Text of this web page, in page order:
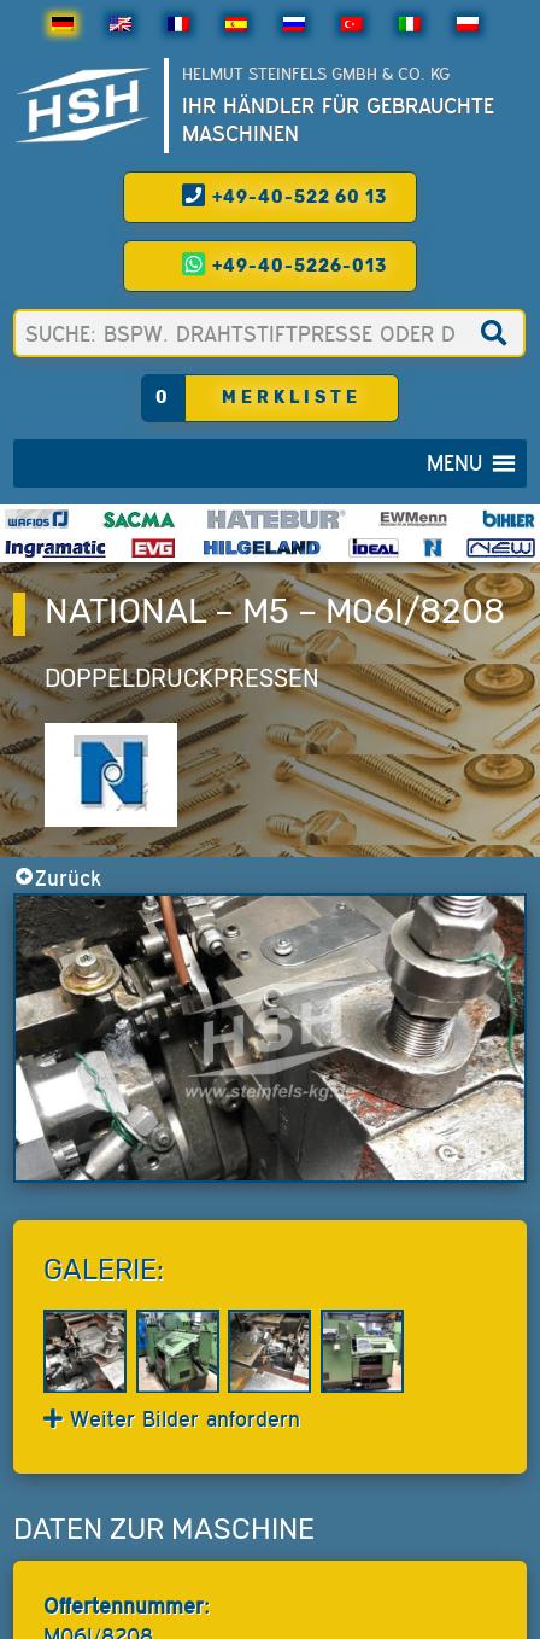
HELMUT STEINFELS GMBH & CO. KG
IHR HÄNDLER FÜR GEBRAUCHTE
MASCHINEN
+49-40-522 60 13
+49-40-5226-013
0 MERKLISTE
MENU
NATIONAL – M5 – M06I/8208
DOPPELDRUCKPRESSEN
Zurück
GALERIE:
Weiter Bilder anfordern
DATEN ZUR MASCHINE
Offertennummer: